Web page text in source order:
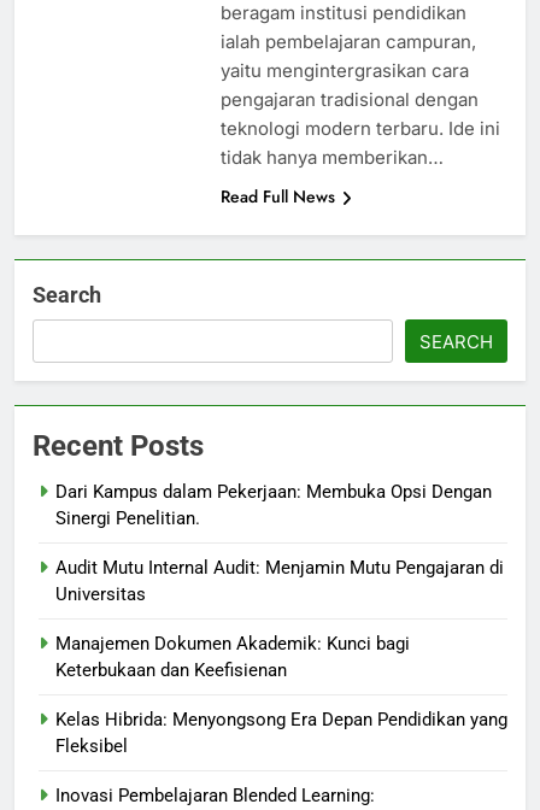
beragam institusi pendidikan
ialah pembelajaran campuran,
yaitu mengintergrasikan cara
pengajaran tradisional dengan
teknologi modern terbaru. Ide ini
tidak hanya memberikan…
Read Full News
Search
SEARCH
Recent Posts
Dari Kampus dalam Pekerjaan: Membuka Opsi Dengan
Sinergi Penelitian.
Audit Mutu Internal Audit: Menjamin Mutu Pengajaran di
Universitas
Manajemen Dokumen Akademik: Kunci bagi
Keterbukaan dan Keefisienan
Kelas Hibrida: Menyongsong Era Depan Pendidikan yang
Fleksibel
Inovasi Pembelajaran Blended Learning: